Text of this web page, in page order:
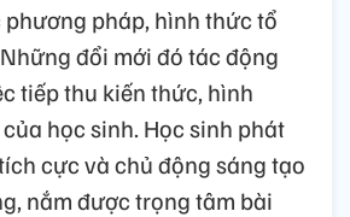
pháp, hình thức tổ
đổi mới đó tác động
tiếp thu kiến thức, hình
học sinh. Học sinh phát
cực và chủ động sáng tạo
nắm được trọng tâm bài